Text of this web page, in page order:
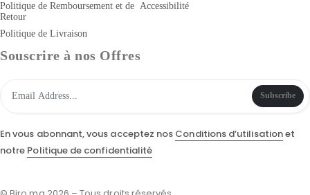
Politique de Remboursement et de
Retour
Politique de Livraison
Accessibilité
Souscrire à nos Offres
Subscribe
En vous abonnant, vous acceptez nos Conditions d’utilisationet
notre Politique de confidentialité